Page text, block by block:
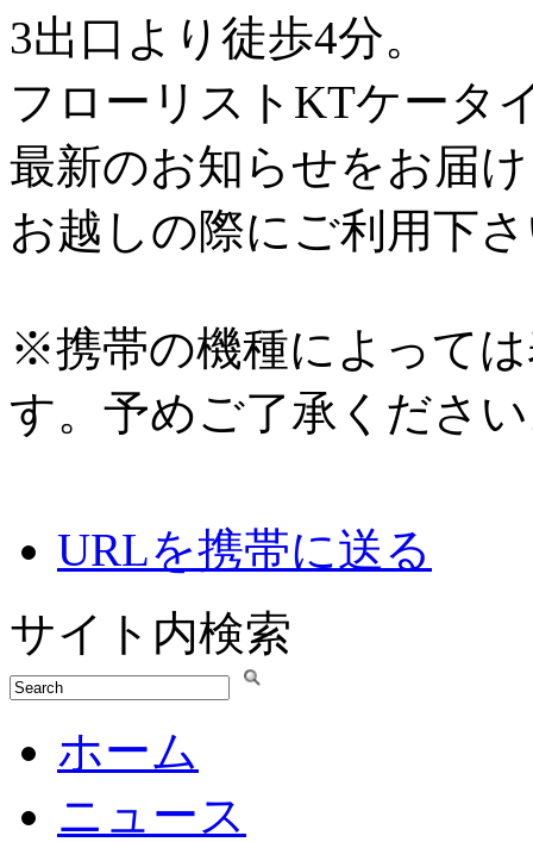
3出口より徒歩4分。
フローリストKTケータ
最新のお知らせをお届
お越しの際にご利用下
※携帯の機種によって
す。予めご了承くださ
URLを携帯に送る
サイト内検索
ホーム
ニュース